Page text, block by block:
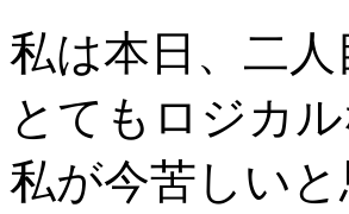
私は本日、二
とてもロジカ
私が今苦しい